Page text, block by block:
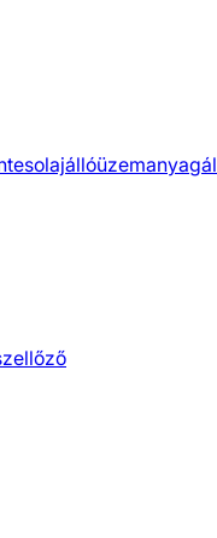
olajálló